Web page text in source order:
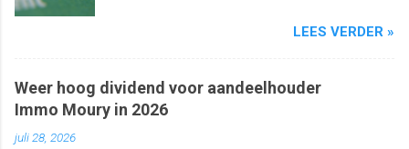
augustus t/m 1 september 2025 met onder
Ackermans en Van de Velde .
LEES VERDER »
Weer hoog dividend voor aandeelhouder
Immo Moury in 2026
juli 28, 2026